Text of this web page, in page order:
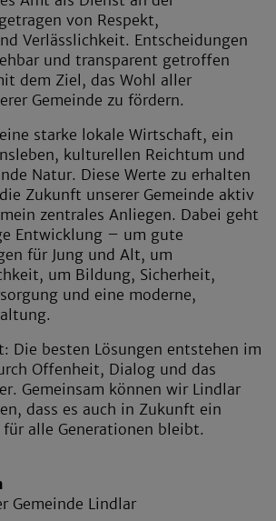
von Respekt,
Verlässlichkeit. Entscheidungen
und transparent getroffen
dem Ziel, das Wohl aller
Gemeinde zu fördern.
starke lokale Wirtschaft, ein
kulturellen Reichtum und
Natur. Diese Werte zu erhalten
Zukunft unserer Gemeinde aktiv
zentrales Anliegen. Dabei geht
Entwicklung – um gute
für Jung und Alt, um
um Bildung, Sicherheit,
und eine moderne,
Die besten Lösungen entstehen im
Offenheit, Dialog und das
Gemeinsam können wir Lindlar
dass es auch in Zukunft ein
für alle Generationen bleibt.
Gemeinde Lindlar